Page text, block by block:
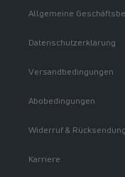
Allgemeine
Datenschutzerklärung
Versandbedingungen
Abobedingungen
Widerruf &
Karriere